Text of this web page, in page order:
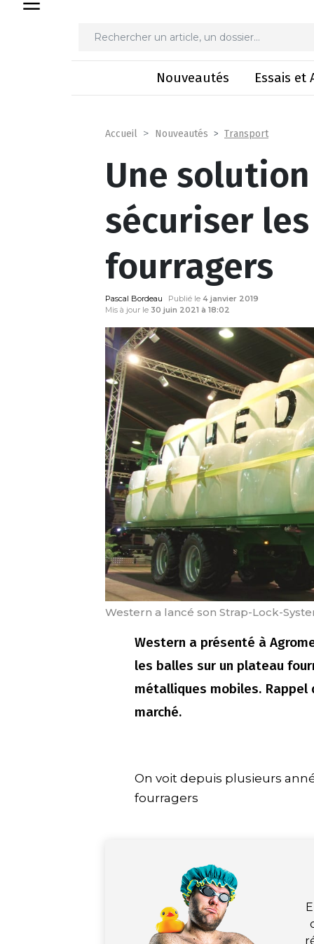
Nouveautés Essais et
Accueil Nouveautés Transport
Une
sécuriser
fourragers
Pascal Bordeau Publié le 4 janvier 2019
Mis à jour le 30 juin 2021 à 18:02
Western a lancé son Strap-Lock-
Western a présenté à
les balles sur un plateau
métalliques mobiles.
marché.
On voit depuis plusieurs
fourragers